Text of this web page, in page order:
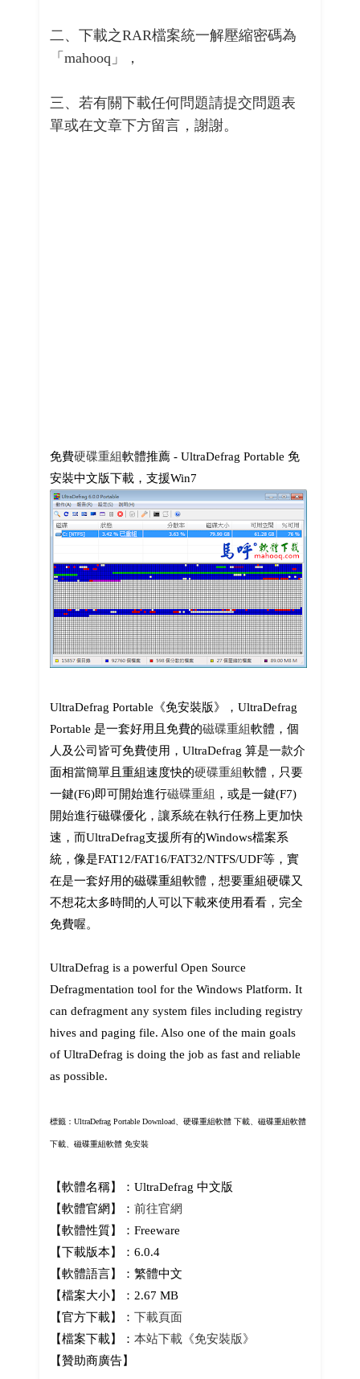
二、下載之RAR檔案統一解壓縮密碼為
「mahooq」，
三、若有關下載任何問題請提交問題表
單或在文章下方留言，謝謝。
免費硬碟重組軟體推薦 - UltraDefrag Portable 免
安裝中文版下載，支援Win7
UltraDefrag Portable《免安裝版》，UltraDefrag
Portable 是一套好用且免費的磁碟重組軟體，個
人及公司皆可免費使用，UltraDefrag 算是一款介
面相當簡單且重組速度快的硬碟重組軟體，只要
一鍵(F6)即可開始進行磁碟重組 ，或是一鍵(F7)
開始進行磁碟優化，讓系統在執行任務上更加快
速，而UltraDefrag支援所有的Windows檔案系
統，像是FAT12/FAT16/FAT32/NTFS/UDF等，實
在是一套好用的磁碟重組軟體，想要重組硬碟又
不想花太多時間的人可以下載來使用看看，完全
免費喔。
UltraDefrag is a powerful Open Source
Defragmentation tool for the Windows Platform. It
can defragment any system files including registry
hives and paging file. Also one of the main goals
of UltraDefrag is doing the job as fast and reliable
as possible.
標籤： UltraDefrag Portable Download、 硬碟重組軟體 下載、磁碟重組軟體
下載、磁碟重組軟體 免安裝
【軟體名稱】：UltraDefrag 中文版
【軟體官網】： 前往官網
【軟體性質】：Freeware
【下載版本】：6.0.4
【軟體語言】：繁體中文
【檔案大小】：2.67 MB
【官方下載】： 下載頁面
【檔案下載】： 本站下載《免安裝版》
【贊助商廣告】